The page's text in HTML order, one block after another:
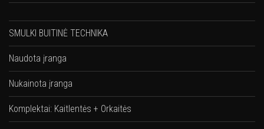
SMULKI BUITINĖ TECHNIKA
Naudota įranga
Nukainota įranga
Komplektai: Kaitlentės + Orkaitės